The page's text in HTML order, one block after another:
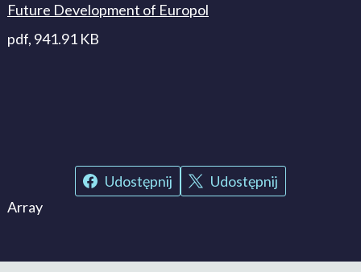
Future Development of Europol
pdf, 941.91 KB
Udostępnij
Udostępnij
Array